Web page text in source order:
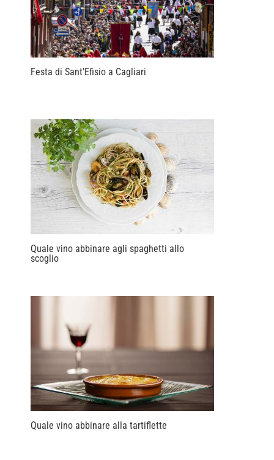
Festa di Sant'Efisio a Cagliari
Quale vino abbinare agli spaghetti allo
scoglio
Quale vino abbinare alla tartiflette